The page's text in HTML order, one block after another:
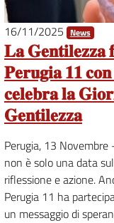
16/11/2025 News
𝐋𝐚
𝐏𝐞𝐫𝐮𝐠𝐢𝐚 𝟏𝟏
𝐜𝐞𝐥𝐞𝐛𝐫𝐚 𝐥𝐚
𝐆𝐞𝐧𝐭𝐢𝐥𝐞𝐳𝐳𝐚
Perugia, 13
non è solo una data
riflessione e azione.
Perugia 11 ha
un messaggio di